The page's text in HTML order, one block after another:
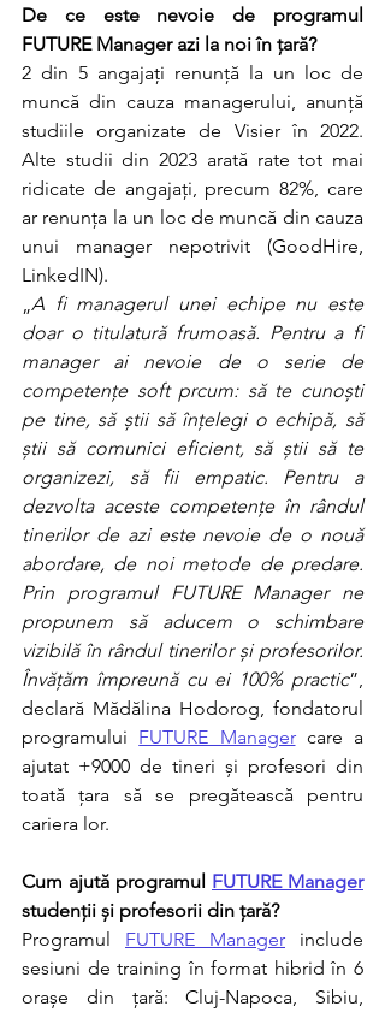
De ce este nevoie de programul
FUTURE Manager azi la noi în țară?
2 din 5 angajați renunță la un loc de
muncă din cauza managerului, anunță
studiile organizate de Visier în 2022.
Alte studii din 2023 arată rate tot mai
ridicate de angajați, precum 82%, care
ar renunța la un loc de muncă din cauza
unui manager nepotrivit (GoodHire,
LinkedIN).
„A fi managerul unei echipe nu este
doar o titulatură frumoasă. Pentru a fi
manager ai nevoie de o serie de
competențe soft prcum: să te cunoști
pe tine, să știi să înțelegi o echipă, să
știi să comunici eficient, să știi să te
organizezi, să fii empatic. Pentru a
dezvolta aceste competențe în rândul
tinerilor de azi este nevoie de o nouă
abordare, de noi metode de predare.
Prin programul FUTURE Manager ne
propunem să aducem o schimbare
vizibilă în rândul tinerilor și profesorilor.
Învățăm împreună cu ei 100% practic”,
declară Mădălina Hodorog, fondatorul
programului FUTURE Manager care a
ajutat +9000 de tineri și profesori din
toată țara să se pregătească pentru
cariera lor.
Cum ajută programul FUTURE Manager
studenții și profesorii din țară?
Programul FUTURE Manager include
sesiuni de training în format hibrid în 6
orașe din țară: Cluj-Napoca, Sibiu,